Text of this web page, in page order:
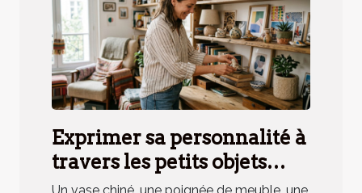
Exprimer sa personnalité à
travers les petits objets
déco, mythe ou réalité ?